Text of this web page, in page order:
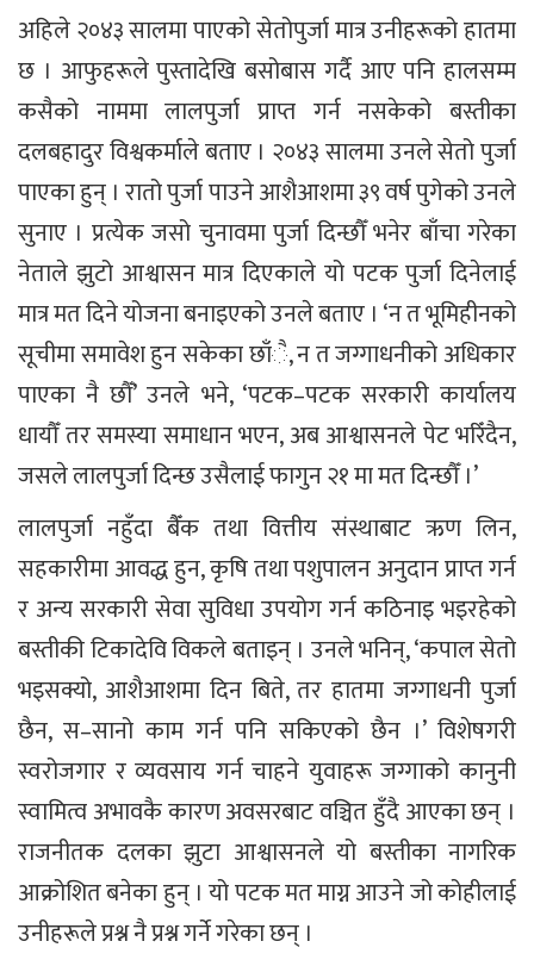
अहिले २०४३ सालमा पाएको सेतोपुर्जा मात्र उनीहरूको हातमा
छ । आफुहरूले पुस्तादेखि बसोबास गर्दै आए पनि हालसम्म
कसैको नाममा लालपुर्जा प्राप्त गर्न नसकेको बस्तीका
दलबहादुर विश्वकर्माले बताए । २०४३ सालमा उनले सेतो पुर्जा
पाएका हुन् । रातो पुर्जा पाउने आशैआशमा ३९ वर्ष पुगेको उनले
सुनाए । प्रत्येक जसो चुनावमा पुर्जा दिन्छौँ भनेर बाँचा गरेका
नेताले झुटो आश्वासन मात्र दिएकाले यो पटक पुर्जा दिनेलाई
मात्र मत दिने योजना बनाइएको उनले बताए । ‘न त भूमिहीनको
सूचीमा समावेश हुन सकेका छाँै, न त जग्गाधनीको अधिकार
पाएका नै छौँ’ उनले भने, ‘पटक–पटक सरकारी कार्यालय
धायौँ तर समस्या समाधान भएन, अब आश्वासनले पेट भरिँदैन,
जसले लालपुर्जा दिन्छ उसैलाई फागुन २१ मा मत दिन्छौँ ।’
लालपुर्जा नहुँदा बैँक तथा वित्तीय संस्थाबाट ऋण लिन,
सहकारीमा आवद्ध हुन, कृषि तथा पशुपालन अनुदान प्राप्त गर्न
र अन्य सरकारी सेवा सुविधा उपयोग गर्न कठिनाइ भइरहेको
बस्तीकी टिकादेवि विकले बताइन् । उनले भनिन्, ‘कपाल सेतो
भइसक्यो, आशैआशमा दिन बिते, तर हातमा जग्गाधनी पुर्जा
छैन, स–सानो काम गर्न पनि सकिएको छैन ।’ विशेषगरी
स्वरोजगार र व्यवसाय गर्न चाहने युवाहरू जग्गाको कानुनी
स्वामित्व अभावकै कारण अवसरबाट वञ्चित हुँदै आएका छन् ।
राजनीतक दलका झुटा आश्वासनले यो बस्तीका नागरिक
आक्रोशित बनेका हुन् । यो पटक मत माग्न आउने जो कोहीलाई
उनीहरूले प्रश्न नै प्रश्न गर्ने गरेका छन् ।